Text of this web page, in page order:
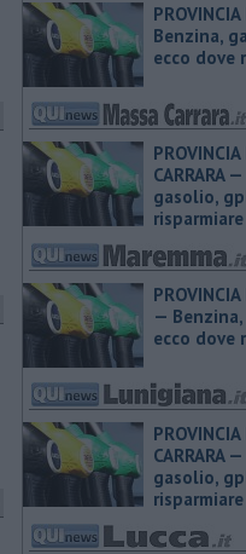
Benzina,
ecco dove
CARRARA
gasolio,
risparmiare
—
ecco dove
CARRARA
gasolio,
risparmiare